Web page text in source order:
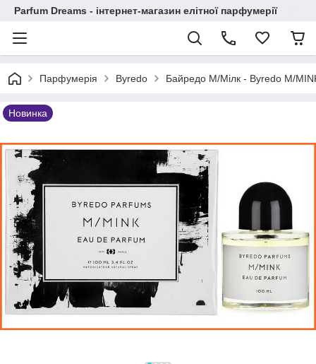
Parfum Dreams - інтернет-магазин елітної парфумерії
Парфумерія Byredo Байредо М/Мілк - Byredo M/
Новинка